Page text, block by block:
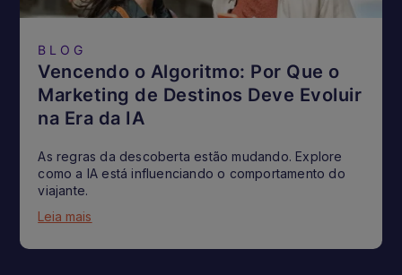
BLOG
Vencendo o Algoritmo: Por Que o
Marketing de Destinos Deve Evoluir
na Era da IA
As regras da descoberta estão mudando. Explore
como a IA está influenciando o comportamento do
viajante.
Leia mais